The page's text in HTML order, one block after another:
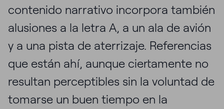
contenido narrativo incorpora también
alusiones a la letra A, a un ala de avión
y a una pista de aterrizaje. Referencias
que están ahí, aunque ciertamente no
resultan perceptibles sin la voluntad de
tomarse un buen tiempo en la